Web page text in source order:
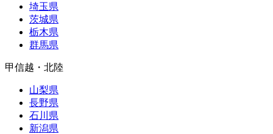
埼玉県
茨城県
栃木県
群馬県
甲信越・北陸
山梨県
長野県
石川県
新潟県